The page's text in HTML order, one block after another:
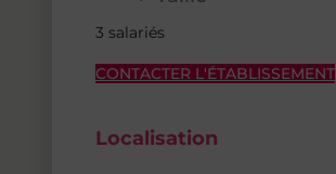
3 salariés
CONTACTER L'ÉTABLISSEMENT
Localisation